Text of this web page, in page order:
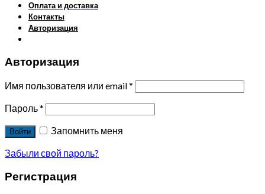
Оплата и доставка
Контакты
Авторизация
Авторизация
Имя пользователя или email*
Пароль*
Войти
Запомнить меня
Забыли свой пароль?
Регистрация